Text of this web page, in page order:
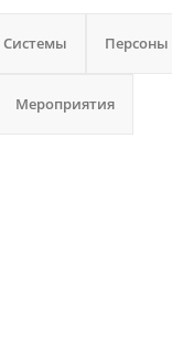
Системы Персоны
Мероприятия